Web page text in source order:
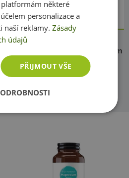
Boron 3 mg 100 kapslí
skoro vše. Zeptejte se, rádi vám
pomůžeme.
dotaz
některé
personalizace a
naší reklamy.Zásady
údajů
PŘIJMOUT VŠE